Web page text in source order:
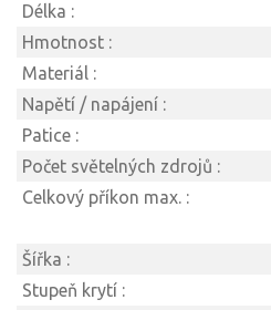
Délka :
Hmotnost :
Materiál :
Napětí / napájení :
Patice :
Počet světelných zdrojů :
Celkový příkon max. :
Šířka :
Stupeň krytí :